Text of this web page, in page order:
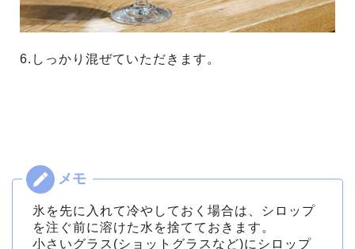
6.しっかり混ぜていただきます。
氷を先に入れて冷やしておく場合は、シロップ
を注ぐ前に溶けた水を捨てておきます。
小さいグラス(ショットグラスなど)にシロップ